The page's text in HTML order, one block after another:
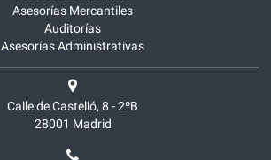
Asesorías Mercantiles
Auditorías
Asesorías Administrativas
Calle de Castelló, 8 - 2ºB
28001 Madrid